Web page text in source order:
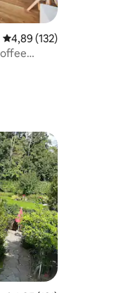
Note moyenne de
4,89 (132)
les plus aimés